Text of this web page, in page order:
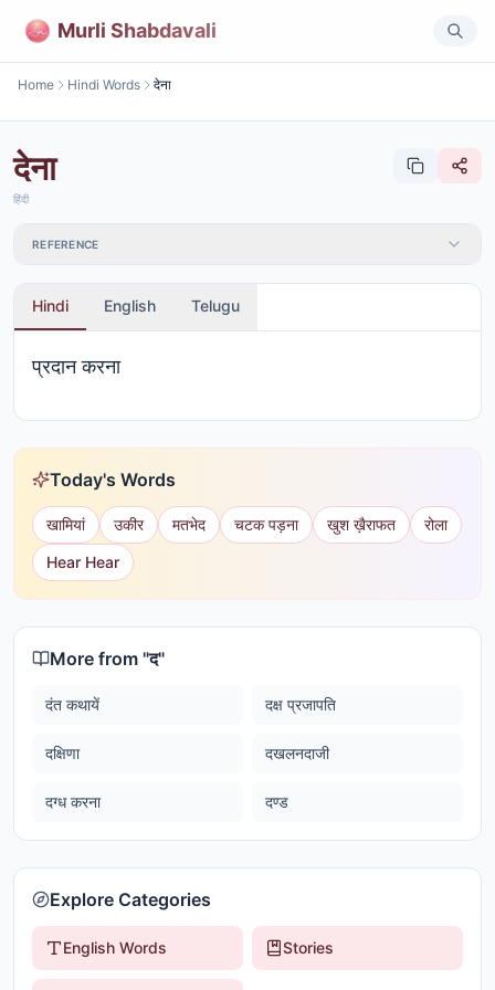
Murli Shabdavali
Home Hindi Words देना
देना
हिंदी
REFERENCE
Hindi English Telugu
प्रदान करना
Today's Words
खामियां उकीर मतभेद चटक पड़ना खुश ख़ैराफत
रोला
Hear Hear
More from "द"
दंत कथायें दक्ष प्रजापति
दक्षिणा दखलनदाजी
दग्ध करना दण्ड
Explore Categories
English Words Stories